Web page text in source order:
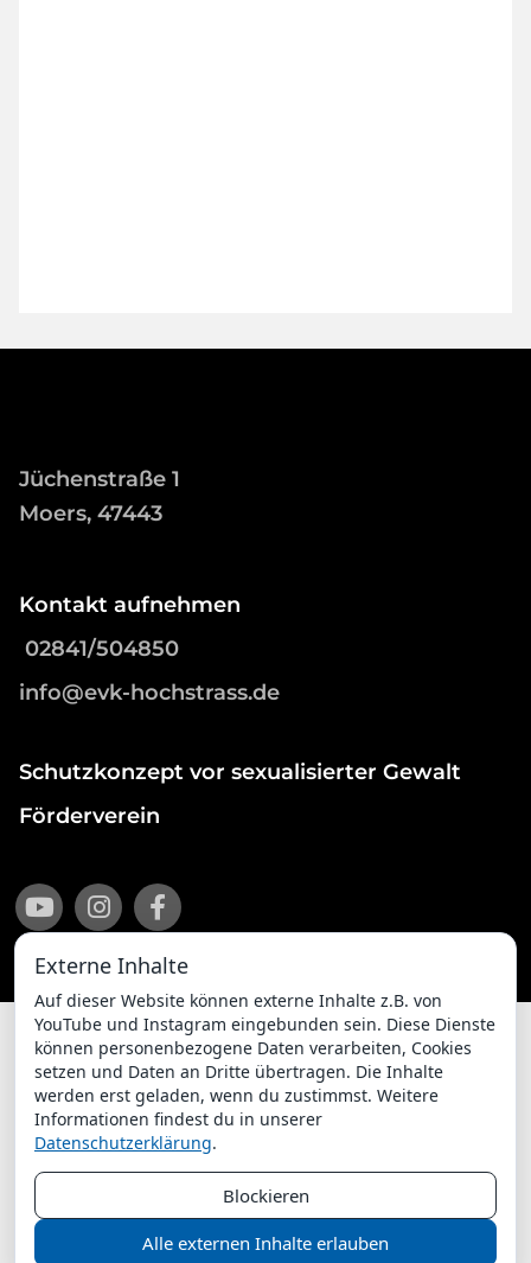
Jüchenstraße 1
Moers, 47443
Kontakt aufnehmen
02841/504850
info@evk-hochstrass.de
Schutzkonzept vor sexualisierter Gewalt
Förderverein
Impressum
Datenschutzerklärung
ChurchDesk-Login
Externe Inhalte
Auf dieser Website können externe Inhalte z.B. von
YouTube und Instagram eingebunden sein. Diese Dienste
können personenbezogene Daten verarbeiten, Cookies
setzen und Daten an Dritte übertragen. Die Inhalte
werden erst geladen, wenn du zustimmst. Weitere
Informationen findest du in unserer
Datenschutzerklärung.
Blockieren
Alle externen Inhalte erlauben